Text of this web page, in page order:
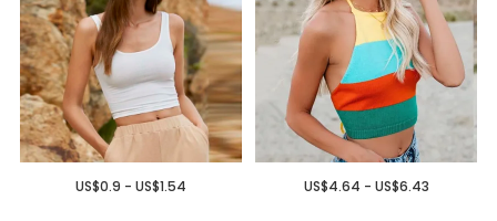
US$0.9 - US$1.54 US$4.64 - US$6.43